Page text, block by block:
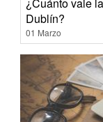
¿Cuánto vale
Dublín?
01 Marzo